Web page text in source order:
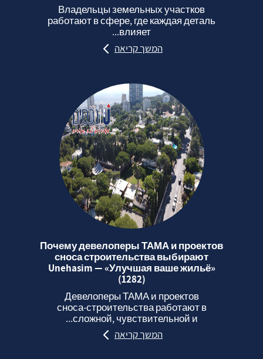
Владельцы земельных участков
работают в сфере, где каждая деталь
влияет...
המשך קריאה
Почему девелоперы ТАМА и проектов
сноса строительства выбирают
Unehasim — «Улучшая ваше жильё»
(1282)
Девелоперы ТАМА и проектов
сноса‑строительства работают в
сложной, чувствительной и...
המשך קריאה